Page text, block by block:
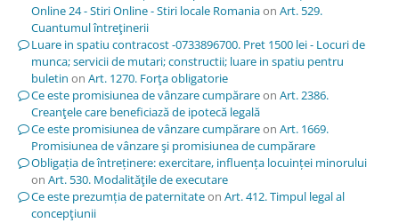
Online 24 - Stiri Online - Stiri locale Romaniaon Art. 529.
Cuantumul întreţinerii
Luare in spatiu contracost -0733896700. Pret 1500 lei - Locuri de
munca; servicii de mutari; constructii; luare in spatiu pentru
buletin on Art. 1270. Forţa obligatorie
Ce este promisiunea de vânzare cumpărareon Art. 2386.
Creanţele care beneficiază de ipotecă legală
Ce este promisiunea de vânzare cumpărareon Art. 1669.
Promisiunea de vânzare şi promisiunea de cumpărare
Obligația de întreținere: exercitare, influența locuinței minorului
on Art. 530. Modalităţile de executare
Ce este prezumția de paternitateon Art. 412. Timpul legal al
concepţiunii